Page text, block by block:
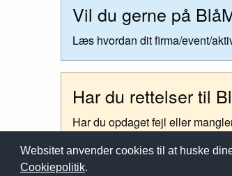
Websitet anvender cookies til at huske
Cookiepolitik.
Vil du gerne på
Læs hvordan dit firma/event/
Har du rettelser til
Har du opdaget fejl eller